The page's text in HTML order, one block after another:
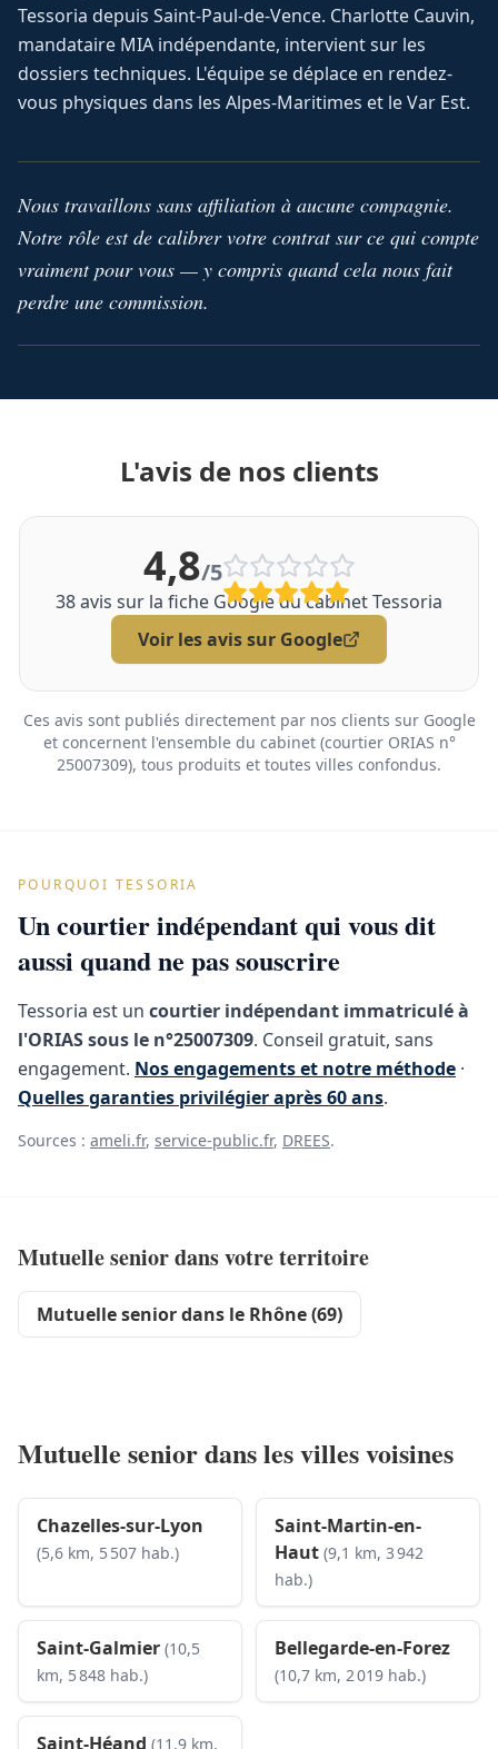
Tessoria depuis Saint-Paul-de-Vence. Charlotte Cauvin,
mandataire MIA indépendante, intervient sur les
dossiers techniques. L'équipe se déplace en rendez-
vous physiques dans les Alpes-Maritimes et le Var Est.
Nous travaillons sans affiliation à aucune compagnie.
Notre rôle est de calibrer votre contrat sur ce qui compte
vraiment pour vous — y compris quand cela nous fait
perdre une commission.
L'avis de nos clients
4,8/5
38avis sur la fiche Google du cabinet Tessoria
Voir les avis sur Google
Ces avis sont publiés directement par nos clients sur Google
et concernent l'ensemble du cabinet (courtier ORIAS n°
25007309), tous produits et toutes villes confondus.
POURQUOI TESSORIA
Un courtier indépendant qui vous dit
aussi quand ne pas souscrire
Tessoria est un courtier indépendant immatriculé à
l'ORIAS sous le n°25007309. Conseil gratuit, sans
engagement. Nos engagements et notre méthode ·
Quelles garanties privilégier après 60 ans.
Sources : ameli.fr, service-public.fr, DREES.
Mutuelle senior dans votre territoire
Mutuelle senior dans le Rhône (69)
Mutuelle senior dans les villes voisines
Chazelles-sur-Lyon
(5,6 km, 5 507 hab.)
Saint-Martin-en-
Haut (9,1 km, 3 942
hab.)
Saint-Galmier (10,5
km, 5 848 hab.)
Bellegarde-en-Forez
(10,7 km, 2 019 hab.)
Saint-Héand (11,9 km,